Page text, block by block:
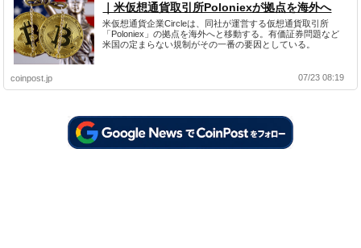
｜米仮想通貨取引所Poloniexが拠点を海外へ
米仮想通貨企業Circleは、同社が運営する仮想通貨取引所
「Poloniex」の拠点を海外へと移動する。有価証券問題など
米国の定まらない規制がその一番の要因としている。
coinpost.jp 07/23 08:19